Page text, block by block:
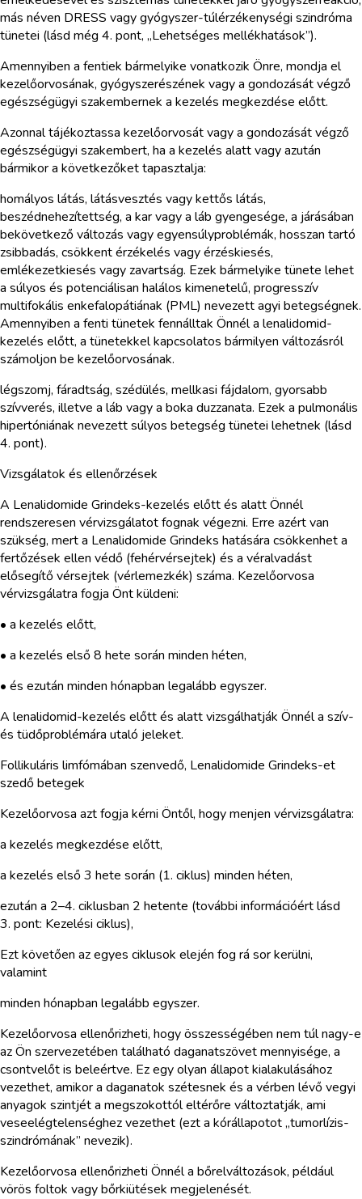
más néven DRESS vagy gyógyszer-túlérzékenységi szindróma
tünetei (lásd még 4. pont, „Lehetséges mellékhatások”).
Amennyiben a fentiek bármelyike vonatkozik Önre, mondja el
kezelőorvosának, gyógyszerészének vagy a gondozását végző
egészségügyi szakembernek a kezelés megkezdése előtt.
Azonnal tájékoztassa kezelőorvosát vagy a gondozását végző
egészségügyi szakembert, ha a kezelés alatt vagy azután
bármikor a következőket tapasztalja:
homályos látás, látásvesztés vagy kettős látás,
beszédnehezítettség, a kar vagy a láb gyengesége, a járásában
bekövetkező változás vagy egyensúlyproblémák, hosszan tartó
zsibbadás, csökkent érzékelés vagy érzéskiesés,
emlékezetkiesés vagy zavartság. Ezek bármelyike tünete lehet
a súlyos és potenciálisan halálos kimenetelű, progresszív
multifokális enkefalopátiának (PML) nevezett agyi betegségnek.
Amennyiben a fenti tünetek fennálltak Önnél a lenalidomid-
kezelés előtt, a tünetekkel kapcsolatos bármilyen változásról
számoljon be kezelőorvosának.
légszomj, fáradtság, szédülés, mellkasi fájdalom, gyorsabb
szívverés, illetve a láb vagy a boka duzzanata. Ezek a pulmonális
hipertóniának nevezett súlyos betegség tünetei lehetnek (lásd
4. pont).
Vizsgálatok és ellenőrzések
A Lenalidomide Grindeks-kezelés előtt és alatt Önnél
rendszeresen vérvizsgálatot fognak végezni. Erre azért van
szükség, mert a Lenalidomide Grindeks hatására csökkenhet a
fertőzések ellen védő (fehérvérsejtek) és a véralvadást
elősegítő vérsejtek (vérlemezkék) száma. Kezelőorvosa
vérvizsgálatra fogja Önt küldeni:
• a kezelés előtt,
• a kezelés első 8 hete során minden héten,
• és ezután minden hónapban legalább egyszer.
A lenalidomid-kezelés előtt és alatt vizsgálhatják Önnél a szív-
és tüdőproblémára utaló jeleket.
Follikuláris limfómában szenvedő, Lenalidomide Grindeks-et
szedő betegek
Kezelőorvosa azt fogja kérni Öntől, hogy menjen vérvizsgálatra:
a kezelés megkezdése előtt,
a kezelés első 3 hete során (1. ciklus) minden héten,
ezután a 2–4. ciklusban 2 hetente (további információért lásd
3. pont: Kezelési ciklus),
Ezt követően az egyes ciklusok elején fog rá sor kerülni,
valamint
minden hónapban legalább egyszer.
Kezelőorvosa ellenőrizheti, hogy összességében nem túl nagy-e
az Ön szervezetében található daganatszövet mennyisége, a
csontvelőt is beleértve. Ez egy olyan állapot kialakulásához
vezethet, amikor a daganatok szétesnek és a vérben lévő vegyi
anyagok szintjét a megszokottól eltérőre változtatják, ami
veseelégtelenséghez vezethet (ezt a kórállapotot „tumorlízis-
szindrómának” nevezik).
Kezelőorvosa ellenőrizheti Önnél a bőrelváltozások, például
vörös foltok vagy bőrkiütések megjelenését.